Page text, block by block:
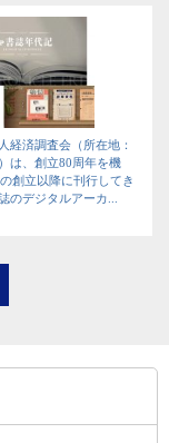
経済調査会（所在地：
は、創立80周年を機
創立以降に刊行してき
のデジタルアーカ...